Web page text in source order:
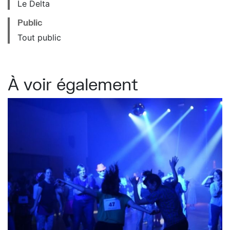
Le Delta
Public
Tout public
À voir également